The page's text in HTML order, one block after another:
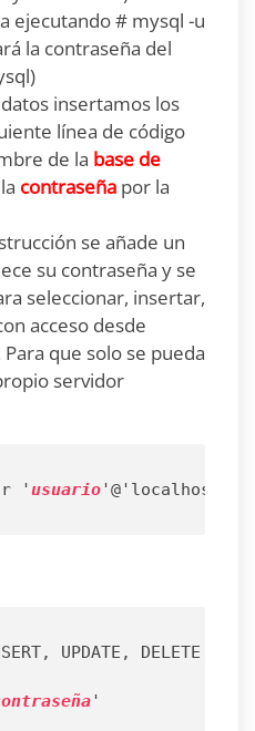
ejecutando # mysql -u
la contraseña del
insertamos los
línea de código
de la base de
contraseña por la
se añade un
su contraseña y se
seleccionar, insertar,
acceso desde
que solo se pueda
servidor
'usuario '@'localhost'
UPDATE, DELETE ON
'